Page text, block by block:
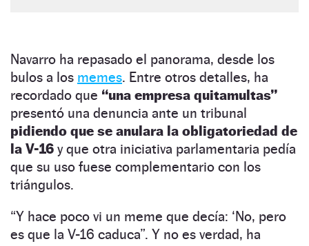
Navarro ha repasado el panorama, desde los
bulos a los memes. Entre otros detalles, ha
recordado que “una empresa quitamultas”
presentó una denuncia ante un tribunal
pidiendo que se anulara la obligatoriedad de
la V-16 y que otra iniciativa parlamentaria pedía
que su uso fuese complementario con los
triángulos.
“Y hace poco vi un meme que decía: ‘No, pero
es que la V-16 caduca”. Y no es verdad, ha